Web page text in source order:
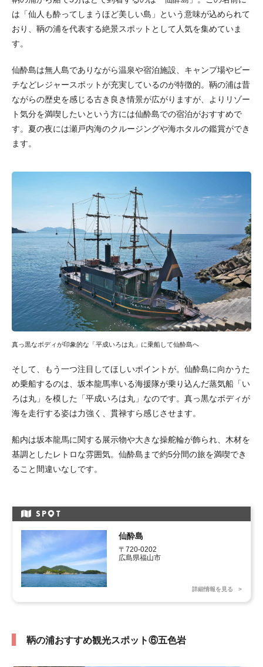
は「仙人も酔ってしまうほど美しい島」という意味が込められて
おり、鞆の浦を代表する絶景スポットとして人気を集めていま
す。
仙酔島は無人島でありながら温泉や宿泊施設、キャンプ場やビー
チなどレジャースポットが充実しているのが特徴的。鞆の浦は昔
ながらの歴史を感じる古き良き情景が広がりますが、よりリゾー
ト気分を満喫したいという方には仙酔島での宿泊がおすすめで
す。夏の夜には瀬戸内海のクルージングや海ホタルの鑑賞ができ
ます。
真っ黒なボディが印象的な「平成いろは丸」に乗船して仙酔島へ
そして、もう一つ注目してほしいポイントが。仙酔島に向かうた
め乗船するのは、坂本龍馬率いる海援隊が乗り込んだ蒸気船「い
ろは丸」を模した「平成いろは丸」なのです。真っ黒なボディが
海を走行する姿は力強く、貫禄すら感じさせます。
船内は坂本龍馬に関する展示物や大きな操舵輪が飾られ、木材を
基調としたレトロな雰囲気。仙酔島まで約5分間の旅を満喫でき
ること間違いなしです。
SP T
仙酔島
〒720-0202
広島県福山市
詳細情報を見る
鞆の浦おすすめ観光スポット⑥五色岩